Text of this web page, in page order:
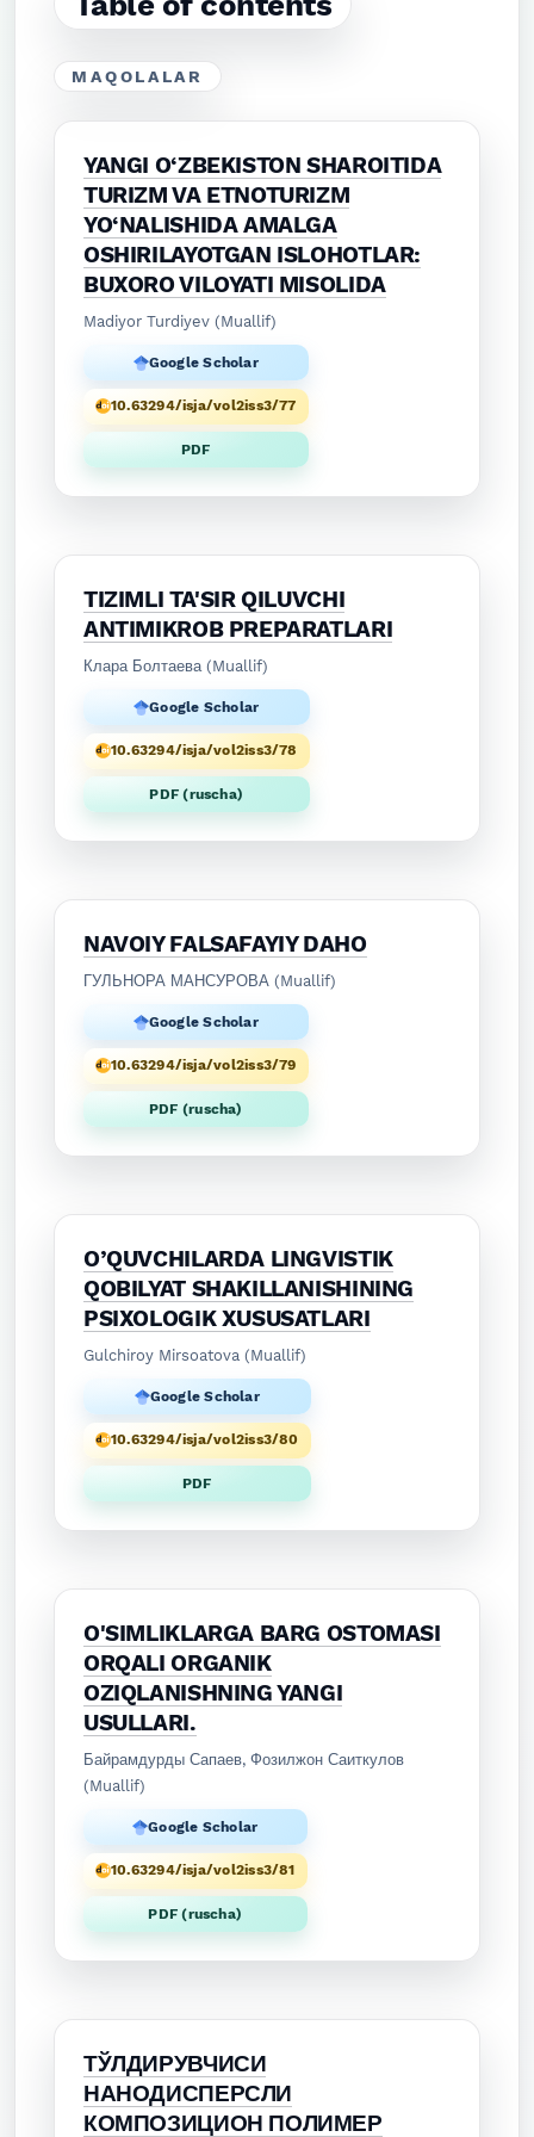
MAQOLALAR
YANGI O‘ZBEKISTON SHAROITIDA
TURIZM VA ETNOTURIZM
YO‘NALISHIDA AMALGA
OSHIRILAYOTGAN ISLOHOTLAR:
BUXORO VILOYATI MISOLIDA
Madiyor Turdiyev (Muallif)
Google Scholar
10.63294/isja/vol2iss3/77
PDF
TIZIMLI TA'SIR QILUVCHI
ANTIMIKROB PREPARATLARI
Клара Болтаева (Muallif)
Google Scholar
10.63294/isja/vol2iss3/78
PDF (ruscha)
NAVOIY FALSAFAYIY DAHO
ГУЛЬНОРА МАНСУРОВА (Muallif)
Google Scholar
10.63294/isja/vol2iss3/79
PDF (ruscha)
O’QUVCHILARDA LINGVISTIK
QOBILYAT SHAKILLANISHINING
PSIXOLOGIK XUSUSATLARI
Gulchiroy Mirsoatova (Muallif)
Google Scholar
10.63294/isja/vol2iss3/80
PDF
O'SIMLIKLARGA BARG OSTOMASI
ORQALI ORGANIK
OZIQLANISHNING YANGI
USULLARI.
Байрамдурды Сапаев, Фозилжон Саиткулов
(Muallif)
Google Scholar
10.63294/isja/vol2iss3/81
PDF (ruscha)
ТЎЛДИРУВЧИСИ
НАНОДИСПЕРСЛИ
КОМПОЗИЦИОН ПОЛИМЕР